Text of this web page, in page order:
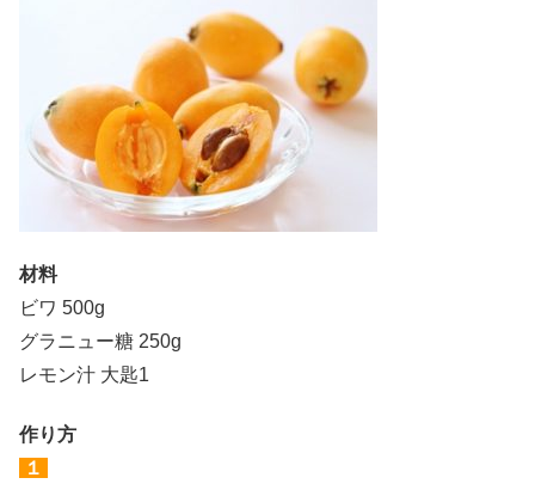
材料
ビワ 500g
グラニュー糖 250g
レモン汁 大匙1
作り方
１